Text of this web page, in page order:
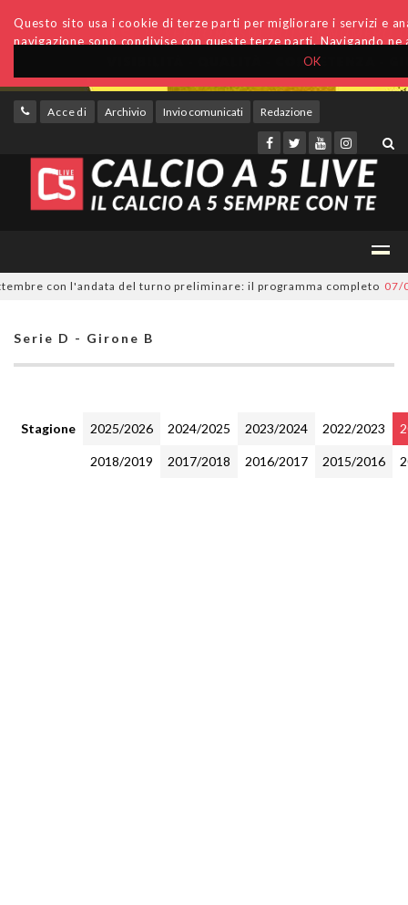
OK
Questo sito usa i cookie di terze parti per migliorare i servizi e
navigazione sono condivise con queste terze parti. Navigando
Accedi Archivio Invio comunicati Redazione
con l'andata del turno preliminare: il programma completo 07/08/
Serie D - Girone B
Stagione 2025/2026 2024/2025 2023/2024 2022/2023
2018/2019 2017/2018 2016/2017 2015/2016